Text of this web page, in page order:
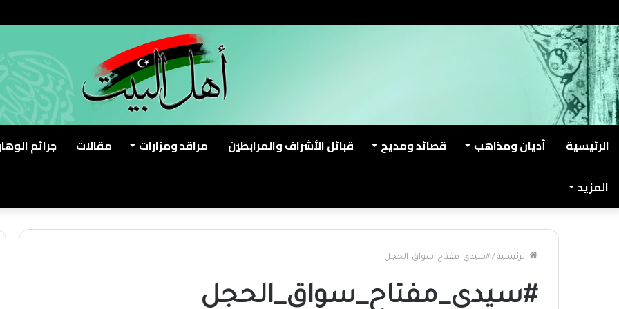
الرئيسية أديان ومذاهب قصائد ومديح قبائل الأشراف والمرابطين مراقد ومزارات مقالات جرائم
المزيد
الرئيسية / #سيدي_مفتاح_سواق_الحجل
#سيدي_مفتاح_سواق_الحجل